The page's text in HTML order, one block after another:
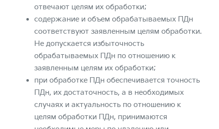
отвечают целям их обработки;
содержание и объем обрабатываемых ПДн
соответствуют заявленным целям обработки.
Не допускается избыточность
обрабатываемых ПДн по отношению к
заявленным целям их обработки;
при обработке ПДн обеспечивается точность
ПДн, их достаточность, а в необходимых
случаях и актуальность по отношению к
целям обработки ПДн, принимаются